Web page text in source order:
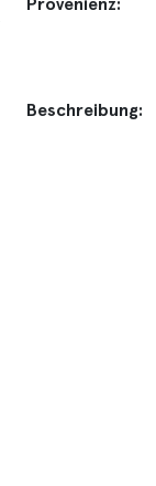
Beschreibung: